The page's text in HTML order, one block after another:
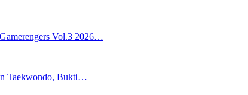
Vol.3 2026…
Taekwondo, Bukti…